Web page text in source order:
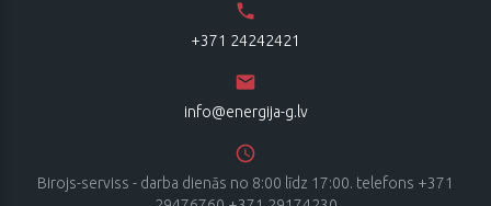
+371 24242421
info@energija-g.lv
Birojs-serviss - darba dienās no 8:00 līdz 17:00. telefons +371